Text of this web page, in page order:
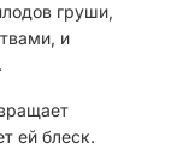
груши,
и
ей блеск.